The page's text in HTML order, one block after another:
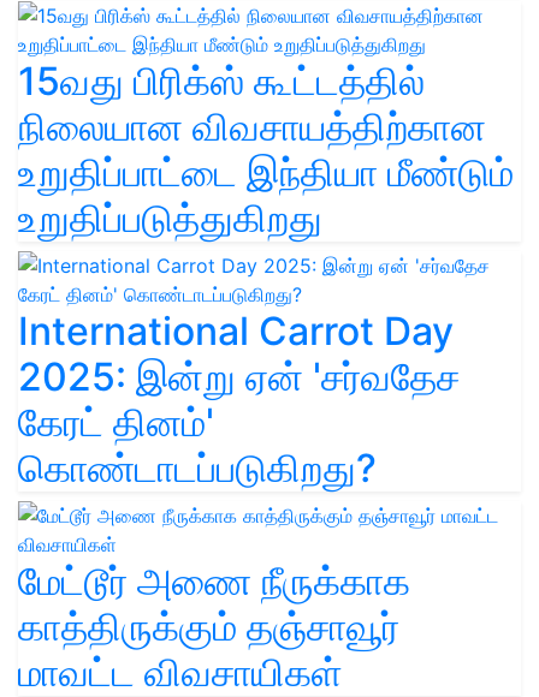
15வது பிரிக்ஸ் கூட்டத்தில்
நிலையான விவசாயத்திற்கான
உறுதிப்பாட்டை இந்தியா மீண்டும்
உறுதிப்படுத்துகிறது
International Carrot Day
2025: இன்று ஏன் 'சர்வதேச
கேரட் தினம்'
கொண்டாடப்படுகிறது?
மேட்டூர் அணை நீருக்காக
காத்திருக்கும் தஞ்சாவூர்
மாவட்ட விவசாயிகள்